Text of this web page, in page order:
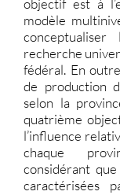
objectif est à
modèle
recherche
fédéral. En
de production
selon la
quatrième
l’influence
chaque
considérant
caractérisées